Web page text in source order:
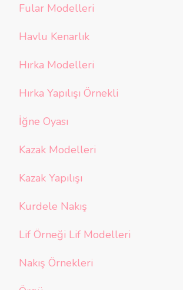
Fular Modelleri
Havlu Kenarlık
Hırka Modelleri
Hırka Yapılışı Örnekli
İğne Oyası
Kazak Modelleri
Kazak Yapılışı
Kurdele Nakış
Lif Örneği Lif Modelleri
Nakış Örnekleri